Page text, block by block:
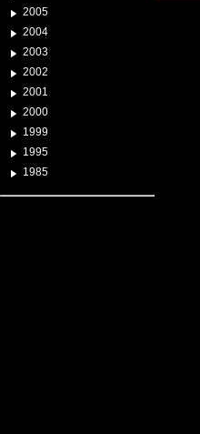
2005
2004
2003
2002
2001
2000
1999
1995
1985